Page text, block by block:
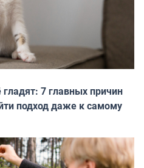
7 главных причин
подход даже к самому